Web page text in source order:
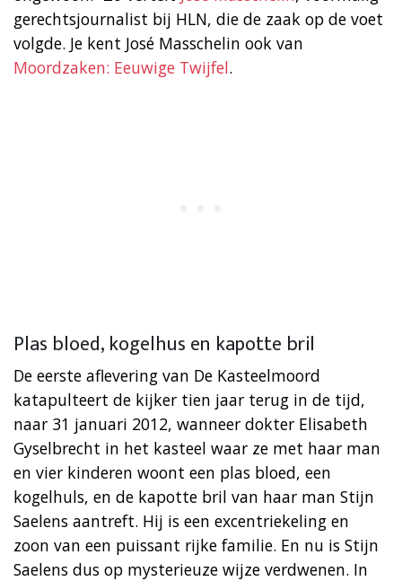
gerechtsjournalist bij HLN, die de zaak op de voet
volgde. Je kent José Masschelin ook van
Moordzaken: Eeuwige Twijfel.
Plas bloed, kogelhus en kapotte bril
De eerste aflevering van De Kasteelmoord
katapulteert de kijker tien jaar terug in de tijd,
naar 31 januari 2012, wanneer dokter Elisabeth
Gyselbrecht in het kasteel waar ze met haar man
en vier kinderen woont een plas bloed, een
kogelhuls, en de kapotte bril van haar man Stijn
Saelens aantreft. Hij is een excentriekeling en
zoon van een puissant rijke familie. En nu is Stijn
Saelens dus op mysterieuze wijze verdwenen. In